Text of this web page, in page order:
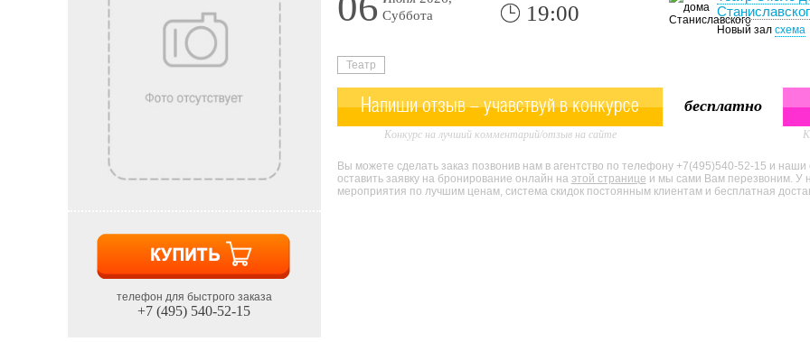
телефон для быстрого заказа
+7 (495) 540-52-15
Суббота
19:00
Новый зал схема
Театр
Напиши отзыв - учавствуй в конкурсе
Конкурс на лучший комментарий/отзыв на сайте
бесплатно
Вы можете сделать заказ позвонив нам в агентство по телефону +7(495)540-52-15 и
оставить заявку на бронирование онлайн на этой странице и мы сами Вам перезвоним. У
мероприятия по лучшим ценам, система скидок постоянным клиентам и бесплатная